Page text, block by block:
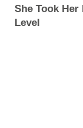
She Took Her
Level